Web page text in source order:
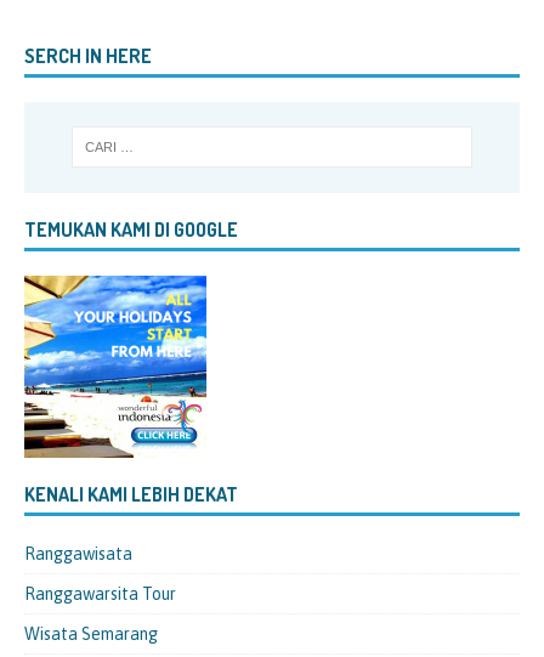
SERCH IN HERE
TEMUKAN KAMI DI GOOGLE
KENALI KAMI LEBIH DEKAT
Ranggawisata
Ranggawarsita Tour
Wisata Semarang